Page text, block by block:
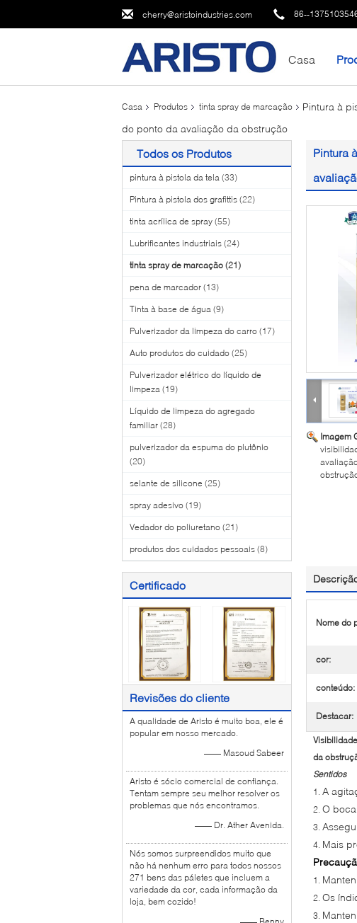
cherry@aristoindustries.com 86--
Casa
Casa Produtos tinta spray de marcação
Pintura à
do ponto da avaliação da obstrução
Todos os Produtos
pintura à pistola da tela (33)
Pintura à pistola dos grafittis (22)
tinta acrílica de spray (55)
Lubrificantes industriais (24)
tinta spray de marcação (21)
pena de marcador (13)
Tinta à base de água (9)
Pulverizador da limpeza do carro (17)
Auto produtos do cuidado (25)
Pulverizador elétrico do líquido de
limpeza (19)
Líquido de limpeza do agregado
familiar (28)
pulverizador da espuma do plutônio
(20)
selante de silicone (25)
spray adesivo (19)
Vedador do poliuretano (21)
produtos dos cuidados pessoais (8)
Certificado
Revisões do cliente
A qualidade de Aristo é muito boa, ele é
popular em nosso mercado.
—— Masoud Sabeer
Aristo é sócio comercial de confiança.
Tentam sempre seu melhor resolver os
problemas que nós encontramos.
—— Dr. Ather Avenida.
Nós somos surpreendidos muito que
não há nenhum erro para todos nossos
271 bens das páletes que incluem a
variedade da cor, cada informação da
loja, bem cozido!
Pintura
Imagem
Nome do
cor:
conteúdo:
Destacar:
da
Sentidos
1. A
2. O
3.
4. Mais
1.
2. Os
3.